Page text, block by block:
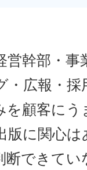
営幹部・事
・広報・採
を顧客に
版に関心
断できてい